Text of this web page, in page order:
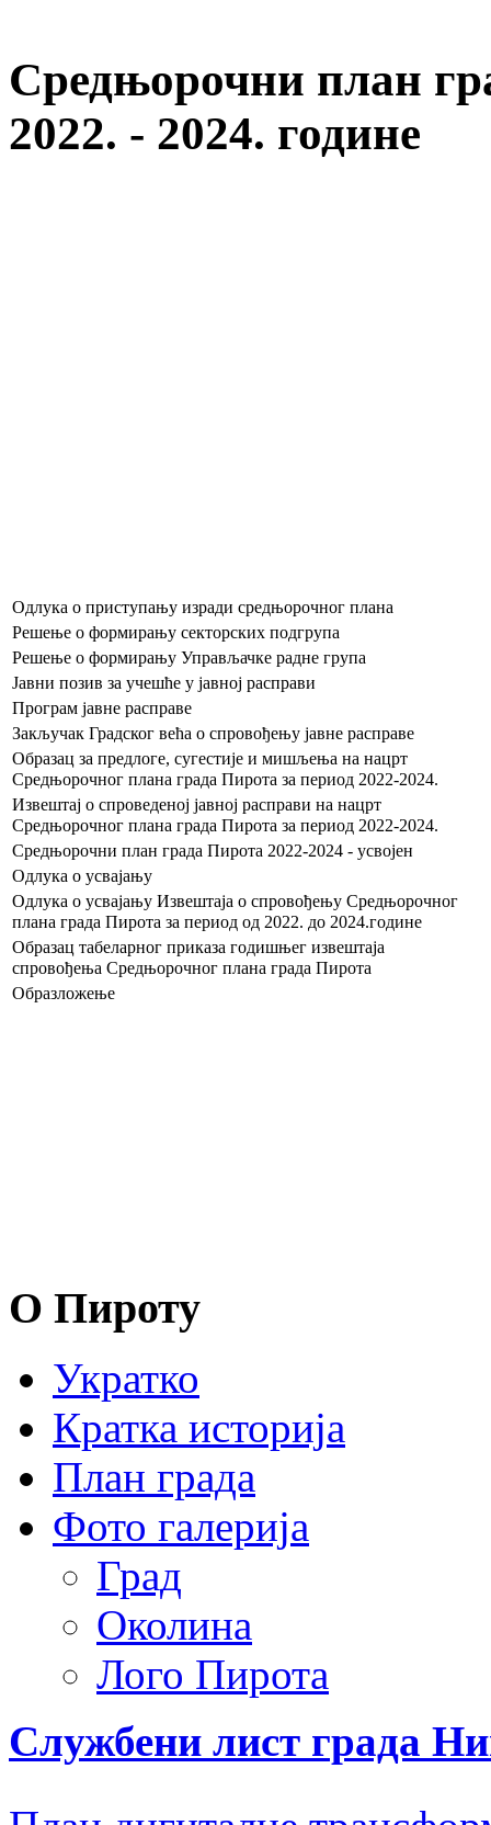
Средњорочни план
2022. - 2024. године
Одлука о приступању изради средњорочног плана
Решење о формирању секторских подгрупа
Решење о формирању Управљачке радне група
Јавни позив за учешће у јавној расправи
Програм јавне расправе
Закључак Градског већа о спровођењу јавне расправе
Образац за предлоге, сугестије и мишљења на нацрт
Средњорочног плана града Пирота за период 2022-2024.
Извештај о спроведеној јавној расправи на нацрт
Средњорочног плана града Пирота за период 2022-2024.
Средњорочни план града Пирота 2022-2024 - усвојен
Одлука о усвајању
Одлука о усвајању Извештаја о спровођењу Средњорочног
плана града Пирота за период од 2022. до 2024.године
Образац табеларног приказа годишњег извештаја
спровођења Средњорочног плана града Пирота
Образложење
О Пироту
Укратко
Кратка историја
План града
Фото галерија
Град
Околина
Лого Пирота
Службени лист града